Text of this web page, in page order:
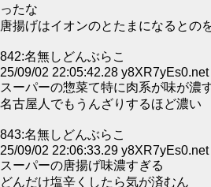
ったな
唐揚げはイオンのとたまになるとの
842:名無しどんぶらこ
25/09/02 22:05:42.28 y8XR7yEs0.net
スーパーの惣菜て特に肉系が味が濃
名古屋人でもうんざりするほど濃い
843:名無しどんぶらこ
25/09/02 22:06:33.29 y8XR7yEs0.net
スーパーの唐揚げ味濃すぎる
どんだけ塩辛くしたら気が済むん